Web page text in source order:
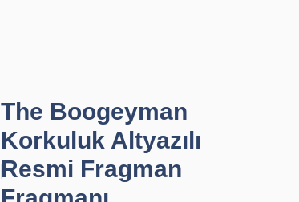
The Boogeyman
Korkuluk Altyazılı
Resmi Fragman